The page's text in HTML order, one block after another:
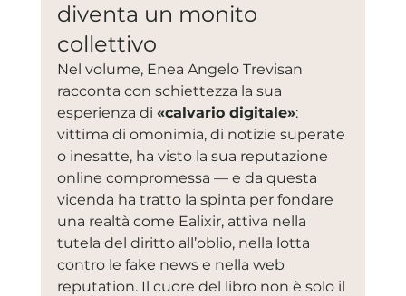
diventa un monito
collettivo
Nel volume, Enea Angelo Trevisan
racconta con schiettezza la sua
esperienza di «calvario digitale»:
vittima di omonimia, di notizie superate
o inesatte, ha visto la sua reputazione
online compromessa — e da questa
vicenda ha tratto la spinta per fondare
una realtà come Ealixir, attiva nella
tutela del diritto all’oblio, nella lotta
contro le fake news e nella web
reputation. Il cuore del libro non è solo il